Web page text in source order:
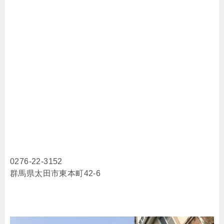
0276-22-3152
群馬県太田市東本町42-6